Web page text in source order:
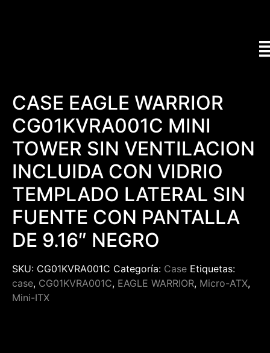
CASE EAGLE WARRIOR
CG01KVRA001C MINI
TOWER SIN VENTILACION
INCLUIDA CON VIDRIO
TEMPLADO LATERAL SIN
FUENTE CON PANTALLA
DE 9.16″ NEGRO
SKU: CG01KVRA001C Categoría: Case Etiquetas:
case, CG01KVRA001C, EAGLE WARRIOR, Micro-ATX,
Mini-ITX